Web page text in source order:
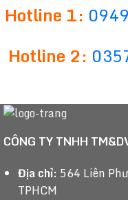
Hotline 1:
Hotline 2:
CÔNG TY TNHH
Địa chỉ: 564 Liên
TPHCM